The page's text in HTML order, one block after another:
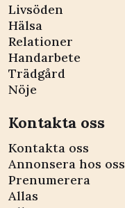
Livsöden
Hälsa
Relationer
Handarbete
Trädgård
Nöje
Kontakta oss
Kontakta oss
Annonsera hos oss
Prenumerera
Allas